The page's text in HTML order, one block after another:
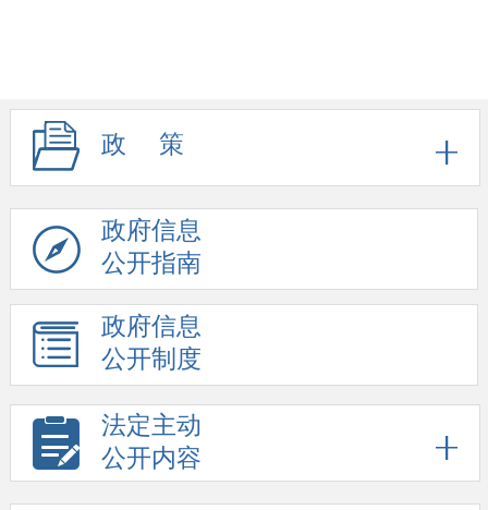
政 策
政府信息
公开指南
政府信息
公开制度
法定主动
公开内容